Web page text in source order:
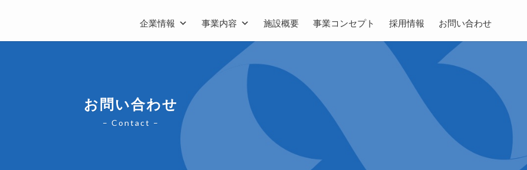
企業情報 事業内容 施設概要 事業コンセプト 採用情報 お問い合わせ
お問い合わせ
– Contact –